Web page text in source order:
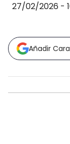
27/02/2026 -
Añadir